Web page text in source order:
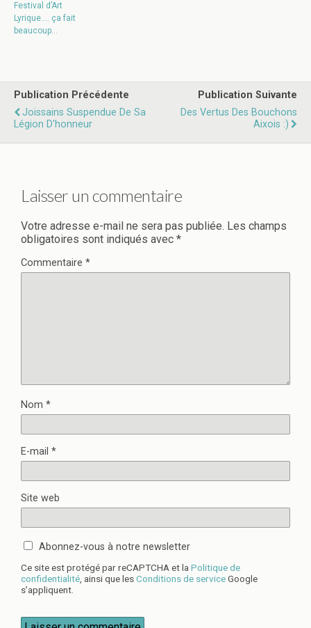
Festival d’Art
Lyrique…. ça fait
beaucoup…
Publication Précédente
Joissains Suspendue De Sa
Légion D'honneur
Publication Suivante
Des Vertus Des Bouchons
Aixois :)
Laisser un commentaire
Votre adresse e-mail ne sera pas publiée. Les champs
obligatoires sont indiqués avec *
Commentaire *
Nom *
E-mail *
Site web
Abonnez-vous à notre newsletter
Ce site est protégé par reCAPTCHA et laPolitique de
confidentialité, ainsi que lesConditions de serviceGoogle
s’appliquent.